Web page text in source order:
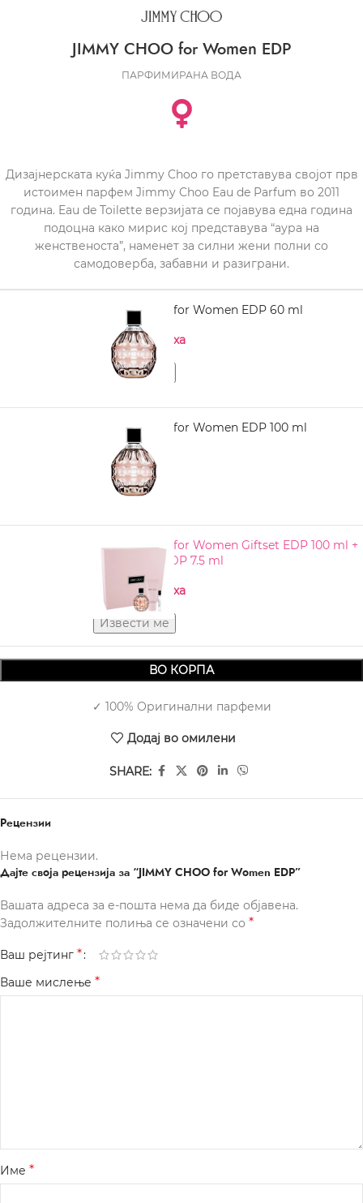
JIMMY CHOO for Women EDP
ПАРФИМИРАНА ВОДА
Дизајнерската куќа Jimmy Choo го претставува својот прв
истоимен парфем Jimmy Choo Eau de Parfum во 2011
година. Eau de Toilette верзијата се појавува една година
подоцна како мирис кој представува “аура на
женственоста”, наменет за силни жени полни со
самодоверба, забавни и разиграни.
JIMMY CHOO for Women EDP 60 ml
Нема на залиха
JIMMY CHOO for Women EDP 100 ml
3.930,00
JIMMY CHOO for Women Giftset EDP 100 ml +
BL 100 ml + EDP 7.5 ml
Нема на залиха
ВО КОРПА
✓ 100% Оригинални парфеми
Додај во омилени
SHARE:
Рецензии
Нема рецензии.
Дајте своја рецензија за “JIMMY CHOO for Women EDP”
Вашата адреса за е-пошта нема да биде објавена.
Задолжителните полиња се означени со *
Ваш рејтинг *
Ваше мислење *
Име *